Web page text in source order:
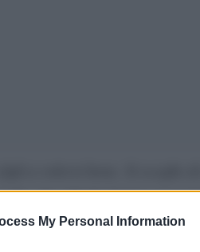
My Personal Information
che chiude il terzo
delle (altre) madri e dei